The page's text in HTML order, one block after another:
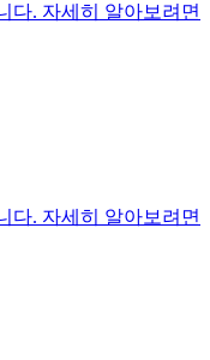
다. 자세히 알아보려면
다. 자세히 알아보려면